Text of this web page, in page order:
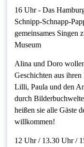
16 Uhr ‐ Das
gemeinsames Singen
Museum
Alina und Doro
Geschichten aus
Lilli, Paula und den
durch
heißen sie alle Gäste
willkommen!
12 Uhr / 13.30 Uhr /